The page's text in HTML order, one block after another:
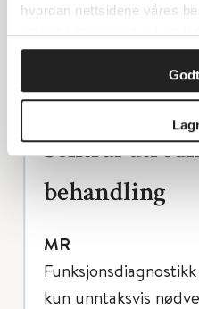
hvordan nettsidene våres
innsikt som gjør at vi kan
OUS. Med mindre
sykdomsspesifikk
vanlige
omHjertesvikt hos
Sentral
behandling
MR
kun unntaksvis